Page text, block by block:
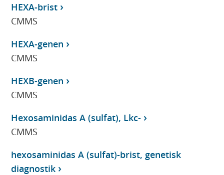
HEXA-brist
CMMS
HEXA-genen
CMMS
HEXB-genen
CMMS
Hexosaminidas A (sulfat), Lkc-
CMMS
hexosaminidas A (sulfat)-brist, genetisk
diagnostik